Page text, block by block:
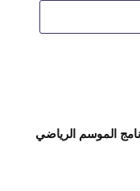
الموسم الرياضي